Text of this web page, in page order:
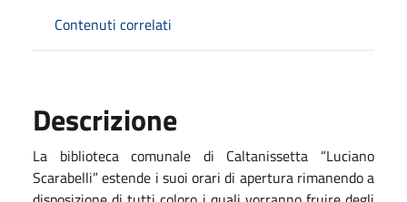
Contenuti correlati
Descrizione
La biblioteca comunale di Caltanissetta “Luciano
Scarabelli” estende i suoi orari di apertura rimanendo a